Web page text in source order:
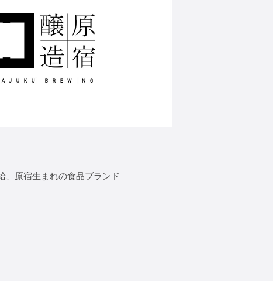
、原宿生まれの食品ブランド